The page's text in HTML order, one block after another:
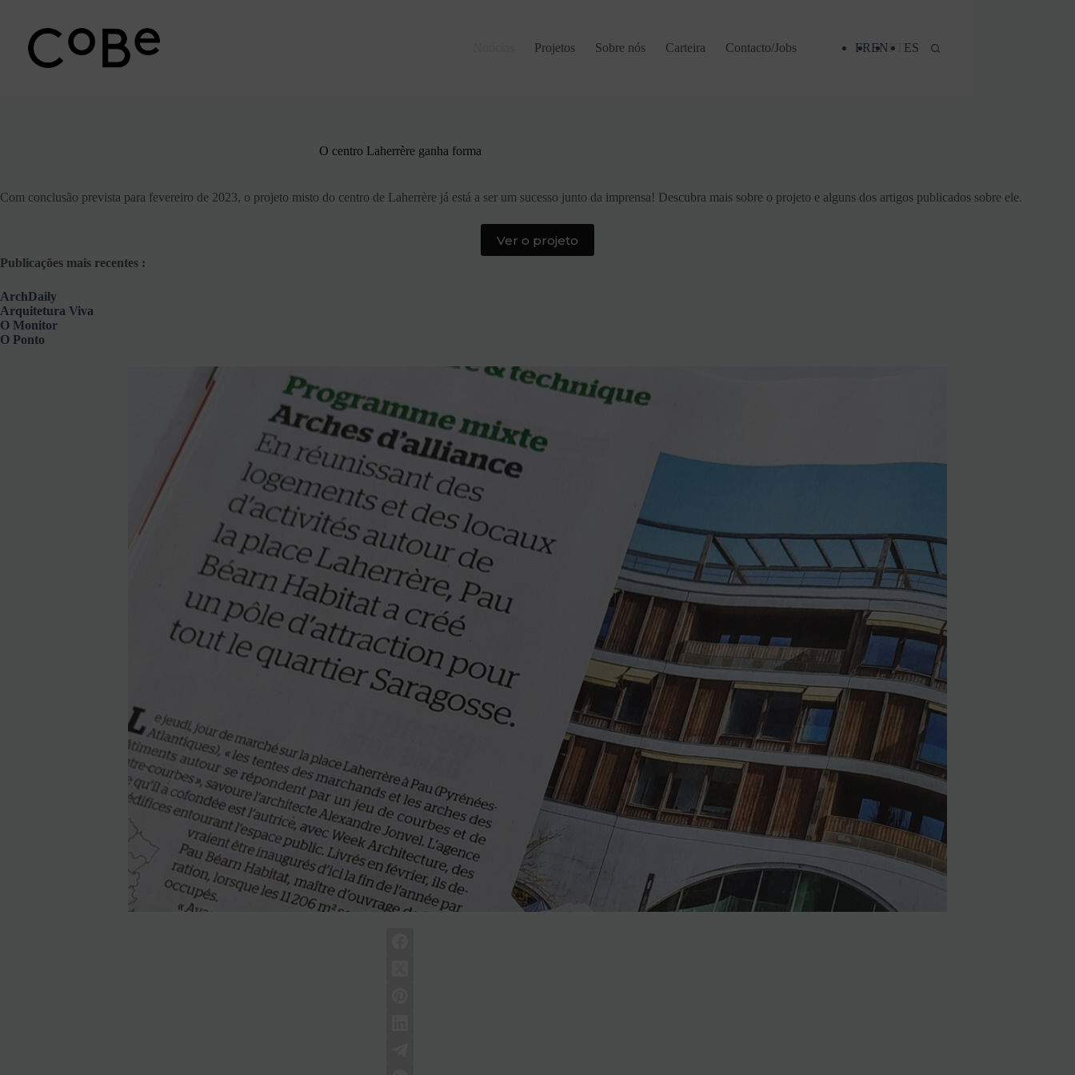
conteúdo
Projetos Sobre nós Carteira Contacto/Jobs FREN PT ES
O centro Laherrère ganha forma
Com conclusão prevista para fevereiro de 2023, o projeto misto do centro de Laherrère já está a ser um sucesso junto da imprensa! Descubra mais sobre o projeto e alguns dos artigos publicados sobre ele.
Ver o projeto
Publicações mais recentes :
ArchDaily
Arquitetura Viva
O Monitor
O Ponto